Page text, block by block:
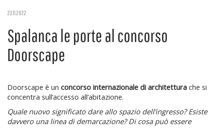
23.11.2022
Spalanca le porte al concorso
Doorscape
Doorscape è un concorso internazionale di architettura che si
concentra sull’accesso all’abitazione.
Quale nuovo significato dare allo spazio dell’ingresso? Esiste
davvero una linea di demarcazione? Di cosa può essere